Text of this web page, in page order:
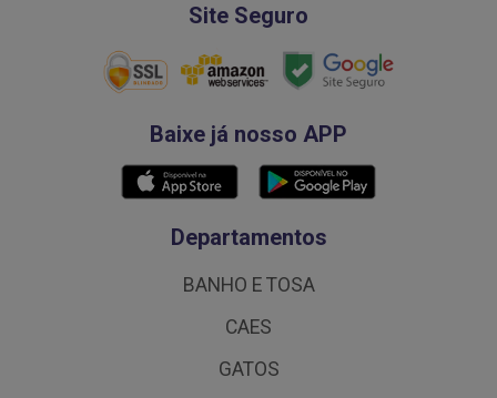
Site Seguro
Baixe já nosso APP
Departamentos
BANHO E TOSA
CAES
GATOS